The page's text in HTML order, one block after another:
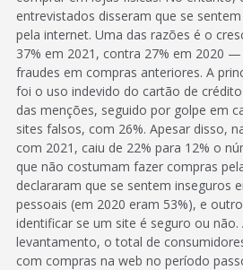
entrevistados disseram que se
pela internet. Uma das razões é o
37% em 2021, contra 27% em 2020
fraudes em compras anteriores. A
foi o uso indevido do cartão de
das menções, seguido por golpe em
sites falsos, com 26%. Apesar disso,
com 2021, caiu de 22% para 12% o
que não costumam fazer compras
declararam que se sentem inseguros
pessoais (em 2020 eram 53%), e
identificar se um site é seguro ou
levantamento, o total de
com compras na web no período